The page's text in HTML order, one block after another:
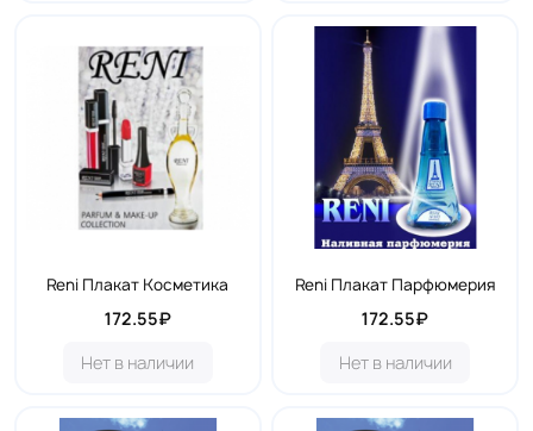
Reni Плакат Косметика
172.55₽
Нет в наличии
Reni Плакат Парфюмерия
172.55₽
Нет в наличии